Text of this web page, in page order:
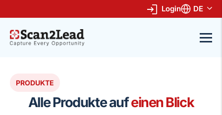
Login DE
PRODUKTE
Alle Produkte aufeinen Blick